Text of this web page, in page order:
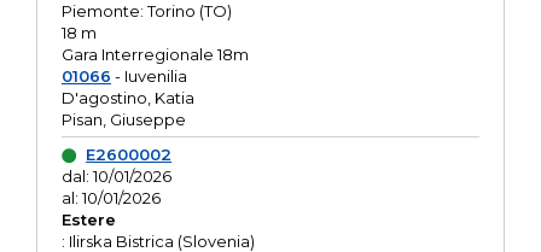
Piemonte: Torino (TO)
18 m
Gara Interregionale 18m
01066 - Iuvenilia
D'agostino, Katia
Pisan, Giuseppe
E2600002
dal: 10/01/2026
al: 10/01/2026
Estere
: Ilirska Bistrica (Slovenia)